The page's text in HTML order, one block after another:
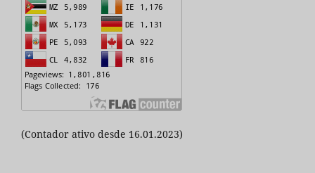
(Contador ativo desde 16.01.2023)